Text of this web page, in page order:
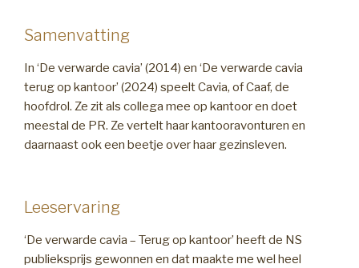
Samenvatting
In ‘De verwarde cavia’ (2014) en ‘De verwarde cavia
terug op kantoor’ (2024) speelt Cavia, of Caaf, de
hoofdrol. Ze zit als collega mee op kantoor en doet
meestal de PR. Ze vertelt haar kantooravonturen en
daarnaast ook een beetje over haar gezinsleven.
Leeservaring
‘De verwarde cavia – Terug op kantoor’ heeft de NS
publieksprijs gewonnen en dat maakte me wel heel